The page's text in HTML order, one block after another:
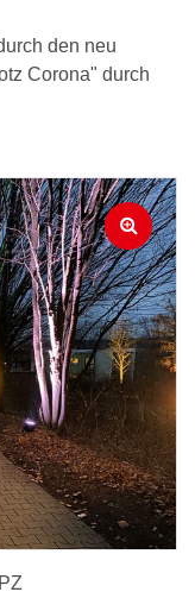
den neu
Corona" durch